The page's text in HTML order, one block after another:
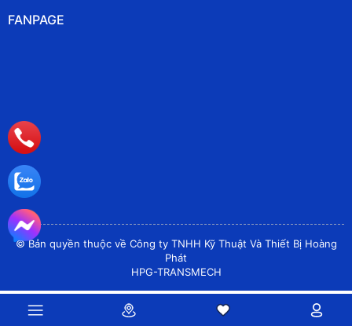
FANPAGE
© Bản quyền thuộc về Công ty TNHH Kỹ Thuật Và Thiết Bị Hoàng
Phát
HPG-TRANSMECH